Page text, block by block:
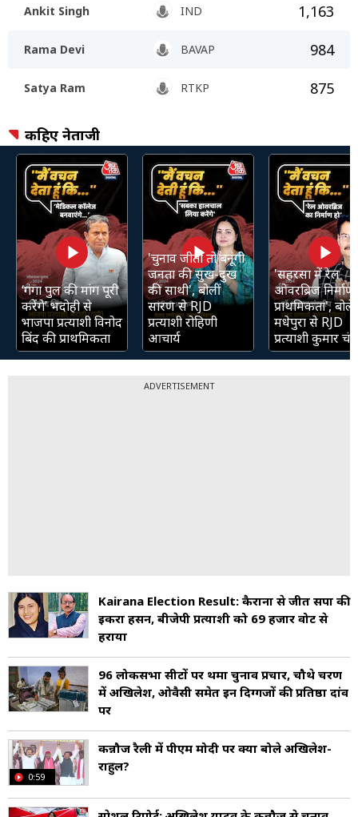
Ankit Singh IND 1,163
Rama Devi BAVAP 984
Satya Ram RTKP 875
कहिए नेताजी
‘गंगा पुल की मांग पूरी
करेंगे’ भदोही से
भाजपा प्रत्याशी विनोद
बिंद की प्राथमिकता
'चुनाव जीती तो बनूंगी
जनता की सुख-दुख
की साथी', बोलीं
सारण से RJD
प्रत्याशी रोहिणी
आचार्य
'सहरसा में रेल
ओवरब्रिज निर्माण
प्राथमिकता', बोले
मधेपुरा से RJD
प्रत्याशी कुमार
ADVERTISEMENT
Kairana Election Result: कैराना से जीतीं सपा की
इकरा हसन, बीजेपी प्रत्याशी को 69 हजार वोट से
हराया
96 लोकसभा सीटों पर थमा चुनाव प्रचार, चौथे चरण
में अखिलेश, ओवैसी समेत इन दिग्गजों की प्रतिष्ठा दांव
पर
0:59
कन्नौज रैली में पीएम मोदी पर क्या बोले अखिलेश-
राहुल?